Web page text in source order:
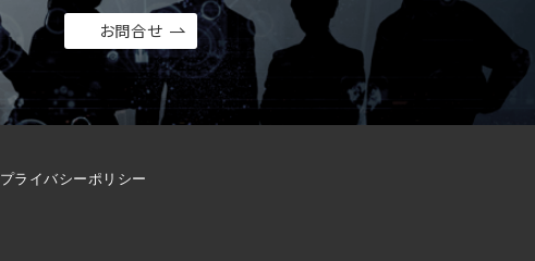
お問合せ
プライバシーポリシー